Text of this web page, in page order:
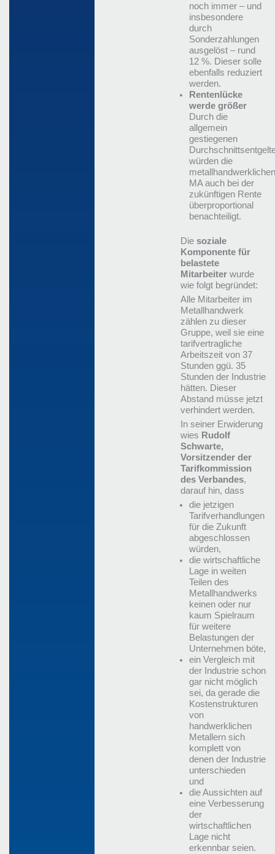
noch immer – und
insbesondere
durch
Sonderzahlungen
ausgelöst – rund
12 %. Dieser solle
ebenfalls reduziert
werden.
Rentenlücke
werde größer
Durch die
allgemein
gestiegenen
würden die
MA auch bei der
zukünftigen Rente
überproportional
benachteiligt.
Die soziale
Komponente für
belastete
Mitarbeiterwurde
wie folgt begründet:
Alle Mitarbeiter im
Metallhandwerk
zählen zu dieser
Gruppe, weil sie eine
tarifvertragliche
Arbeitszeit von 37
Stunden ggü. 35
Stunden der Industrie
hätten. Dieser
Abstand müsse jetzt
verhindert werden.
In seiner Erwiderung
wies Rudolf
Schwarte,
Vorsitzender der
Tarifkommission
des Verbandes,
darauf hin, dass
die jetzigen
Tarifverhandlungen
für die Zukunft
abgeschlossen
würden,
die wirtschaftliche
Lage in weiten
Teilen des
Metallhandwerks
keinen oder nur
kaum Spielraum
für weitere
Belastungen der
Unternehmen böte,
ein Vergleich mit
der Industrie schon
gar nicht möglich
sei, da gerade die
Kostenstrukturen
von
handwerklichen
Metallern sich
komplett von
denen der Industrie
unterschieden
und
die Aussichten auf
eine Verbesserung
der
wirtschaftlichen
Lage nicht
erkennbar seien.